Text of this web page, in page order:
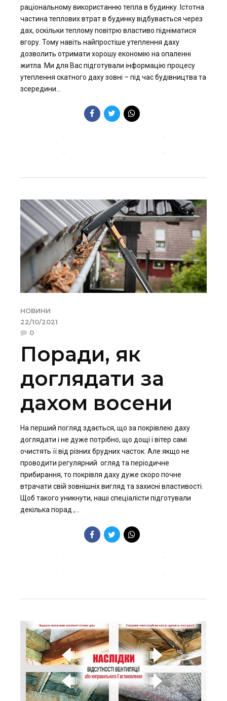
раціональному використанню тепла в будинку. Істотна
частина теплових втрат в будинку відбувається через
дах, оскільки теплому повітрю властиво підніматися
вгору. Тому навіть найпростіше утеплення даху
дозволить отримати хорошу економію на опаленні
житла. Ми для Вас підготували інформацію процесу
утеплення скатного даху зовні – під час будівництва та
зсередини...
НОВИНИ
22/10/2021
0
Поради, як
доглядати за
дахом восени
На перший погляд здається, що за покрівлею даху
доглядати і не дуже потрібно, що дощі і вітер самі
очистять її від різних брудних часток. Але якщо не
проводити регулярний огляд та періодичне
прибирання, то покрівля даху дуже скоро почне
втрачати свій зовнішніх вигляд та захисні властивості.
Щоб такого уникнути, наші спеціалісти підготували
декілька порад ,...